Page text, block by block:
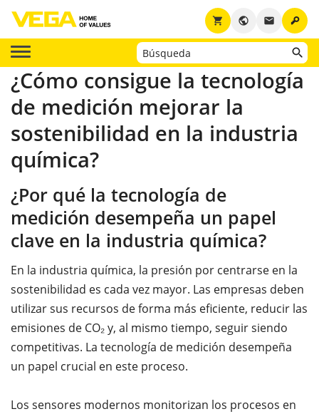
key
email
public
shopping_cart
¿Cómo consigue la tecnología
de medición mejorar la
sostenibilidad en la industria
química?
¿Por qué la tecnología de
medición desempeña un papel
clave en la industria química?
En la industria química, la presión por centrarse en la
sostenibilidad es cada vez mayor. Las empresas deben
utilizar sus recursos de forma más eficiente, reducir las
emisiones de CO₂ y, al mismo tiempo, seguir siendo
competitivas. La tecnología de medición desempeña
un papel crucial en este proceso.
Los sensores modernos monitorizan los procesos en